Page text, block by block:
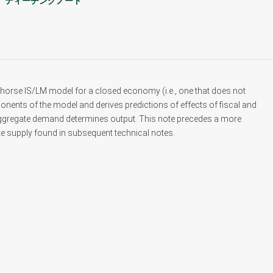
IS/LM model for a closed economy (i.e., one that does not
of the model and derives predictions of effects of fiscal and
demand determines output. This note precedes a more
supply found in subsequent technical notes.